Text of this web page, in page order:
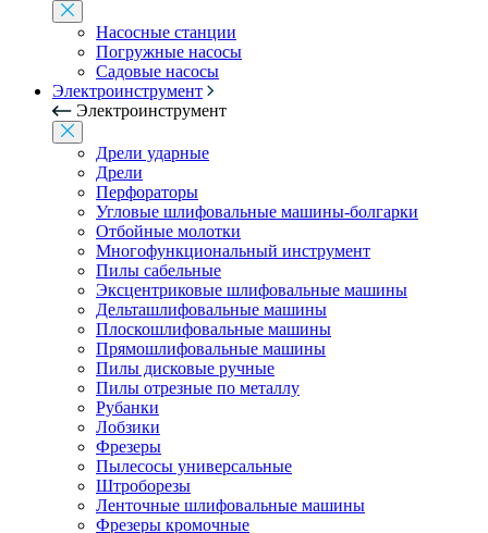
Насосные станции
Погружные насосы
Садовые насосы
Электроинструмент
Электроинструмент
Дрели ударные
Дрели
Перфораторы
Угловые шлифовальные машины-болгарки
Отбойные молотки
Многофункциональный инструмент
Пилы сабельные
Эксцентриковые шлифовальные машины
Дельташлифовальные машины
Плоскошлифовальные машины
Прямошлифовальные машины
Пилы дисковые ручные
Пилы отрезные по металлу
Рубанки
Лобзики
Фрезеры
Пылесосы универсальные
Штроборезы
Ленточные шлифовальные машины
Фрезеры кромочные